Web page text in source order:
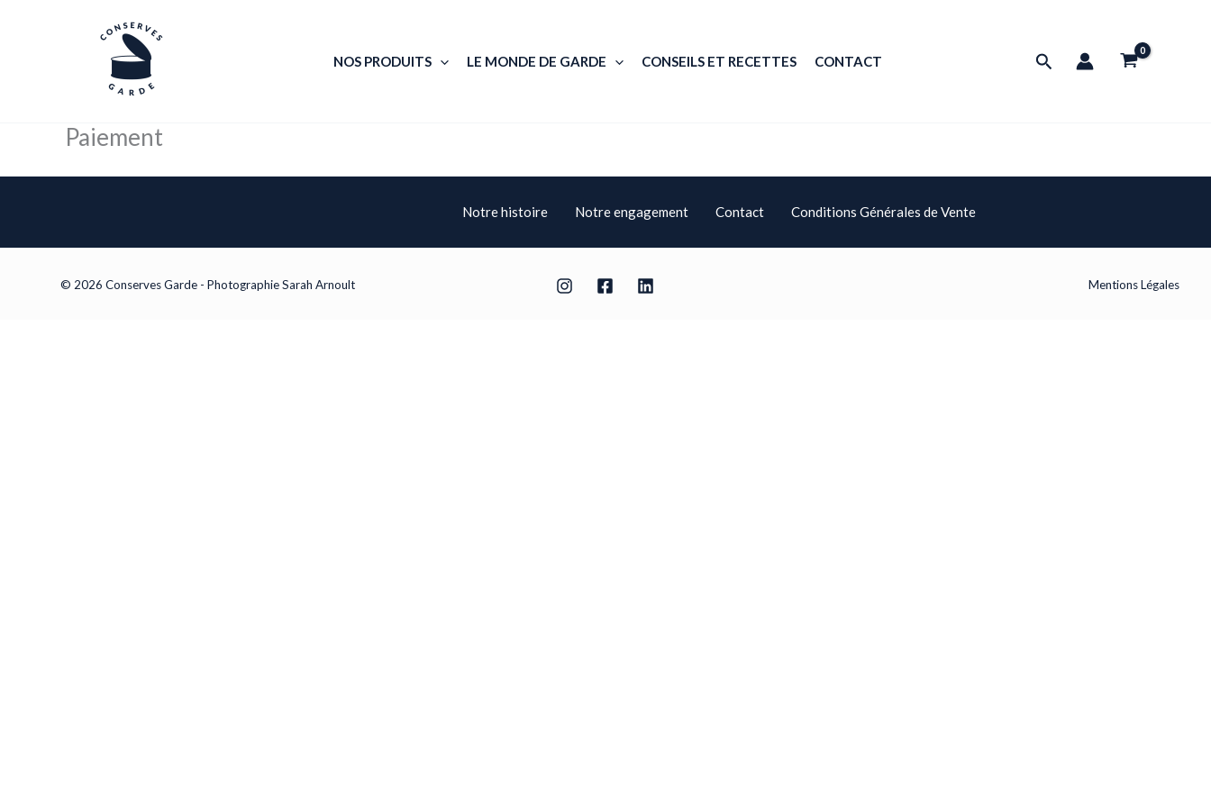
NOS PRODUITS LE MONDE DE GARDE CONSEILS ET RECETTES CONTACT Rechercher
Paiement
Notre histoire Notre engagement Contact Conditions Générales de Vente
© 2026 Conserves Garde - Photographie Sarah Arnoult Mentions Légales